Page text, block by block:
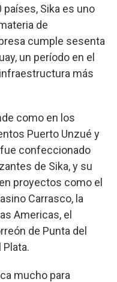
Sika es uno
de
cumple sesenta
un período en el
más
como en los
Puerto Unzué y
confeccionado
de Sika, y su
proyectos como el
Carrasco, la
Americas, el
de Punta del
mucho para